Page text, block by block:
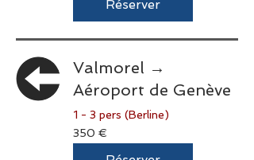
Réserver
Valmorel →
Aéroport de Genève
1 - 3 pers (Berline)
350
euros
350 €